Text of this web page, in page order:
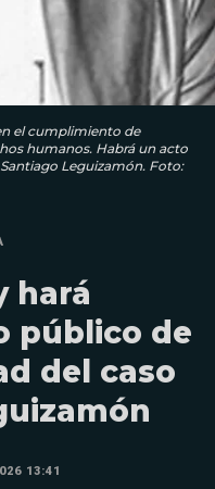
el cumplimiento de
humanos. Habrá un acto
Leguizamón. Foto:
hará
público de
del caso
13:41